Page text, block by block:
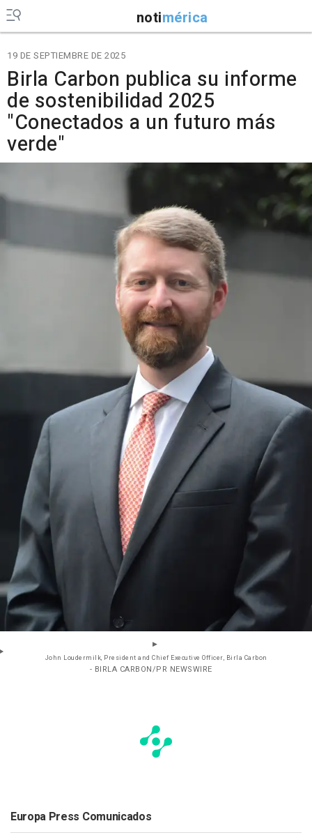
notimérica
19 DE SEPTIEMBRE DE 2025
Birla Carbon publica su informe
de sostenibilidad 2025
"Conectados a un futuro más
verde"
John Loudermilk, President and Chief Executive Officer, Birla Carbon
- BIRLA CARBON/PR NEWSWIRE
Europa Press Comunicados